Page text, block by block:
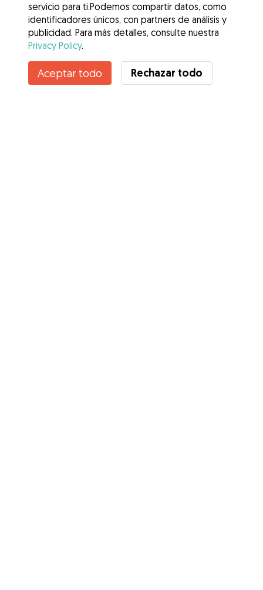
Contacta con Esther
¿Conoces los Beneficios de Gudog? Ver más
servicio para ti.Podemos compartir datos, como
identificadores únicos, con partners de análisis y
publicidad. Para más detalles, consulte nuestra
Privacy Policy.
Aceptar todo Rechazar todo